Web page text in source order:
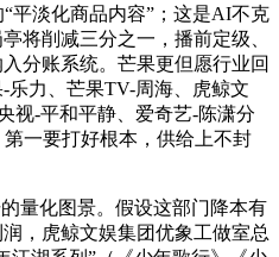
平淡化商品内容”；这是AI不克
将削减三分之一，播前定级、
分账系统。芒果更但愿行业回
乐力、芒果TV-周海、虎鲸文
视-平和平静、爱奇艺-陈潇分
一要打好根本，供给上不封
化图景。假设这部门降本有
，虎鲸文娱集团优象工做室总